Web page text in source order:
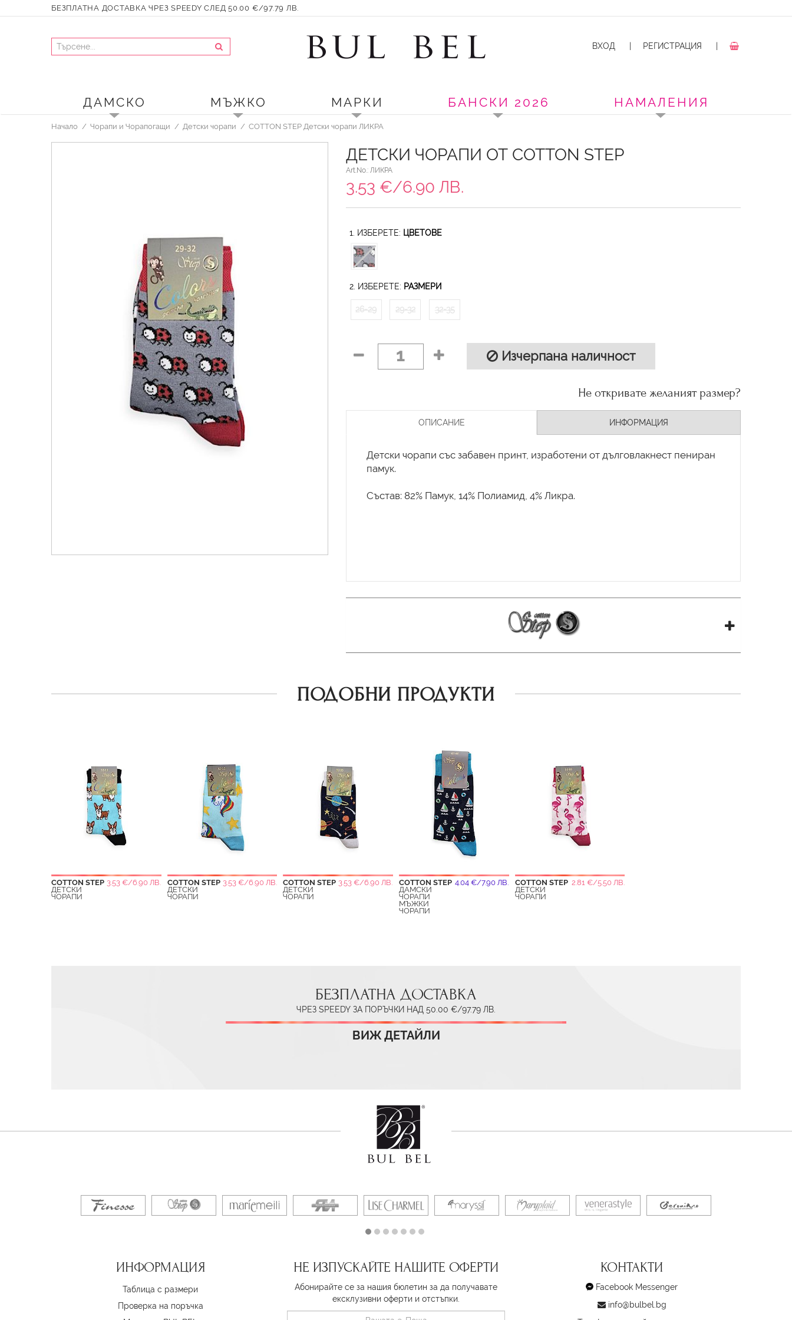
БЕЗПЛАТНА ДОСТАВКА ЧРЕЗ SPEEDY СЛЕД 50.00 €/97.79 ЛВ.
ВХОД РЕГИСТРАЦИЯ
ДАМСКО МЪЖКО МАРКИ БАНСКИ 2026 НАМАЛЕНИЯ
Начало Чорапи и Чорапогащи Детски чорапи COTTON STEP Детски чорапи ЛИКРА
ДЕТСКИ ЧОРАПИ ОТ COTTON STEP
Art.No.: ЛИКРА
3.53 €/6.90 ЛВ.
1. ИЗБЕРЕТЕ: ЦВЕТОВЕ
2. ИЗБЕРЕТЕ: РАЗМЕРИ
26-29 29-32 32-35
1 Изчерпана наличност
Не откривате желаният размер?
ОПИСАНИЕ ИНФОРМАЦИЯ
Детски чорапи със забавен принт, изработени от дълговлакнест пениран
памук.
ПОДОБНИ ПРОДУКТИ
COTTON STEP 3.53 €/6.90 ЛВ.
ДЕТСКИ
ЧОРАПИ
COTTON STEP 3.53 €/6.90 ЛВ.
ДЕТСКИ
ЧОРАПИ
COTTON STEP 3.53 €/6.90 ЛВ.
ДЕТСКИ
ЧОРАПИ
COTTON STEP 4.04 €/7.90 ЛВ.
ДАМСКИ
ЧОРАПИ
МЪЖКИ
ЧОРАПИ
COTTON STEP 2.81 €/5.50 ЛВ.
ДЕТСКИ
ЧОРАПИ
БЕЗПЛАТНА ДОСТАВКА
ЧРЕЗ SPEEDY ЗА ПОРЪЧКИ НАД 50.00 €/97.79 ЛВ.
ВИЖ ДЕТАЙЛИ
ИНФОРМАЦИЯ
Таблица с размери
Проверка на поръчка
НЕ ИЗПУСКАЙТЕ НАШИТЕ ОФЕРТИ
Абонирайте се за нашия бюлетин за да получавате
ексклузивни оферти и отстъпки.
КОНТАКТИ
Facebook Messenger
info@bulbel.bg